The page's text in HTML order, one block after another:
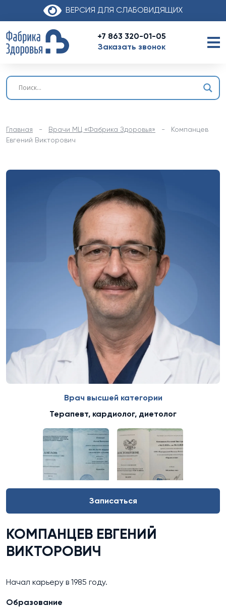
ВЕРСИЯ ДЛЯ СЛАБОВИДЯЩИХ
+7 863 320-01-05
Заказать звонок
Главная - Врачи МЦ «Фабрика Здоровья» - Компанцев
Евгений Викторович
Врач высшей категории
Терапевт, кардиолог, диетолог
Записаться
КОМПАНЦЕВ ЕВГЕНИЙ
ВИКТОРОВИЧ
Начал карьеру в 1985 году.
Образование